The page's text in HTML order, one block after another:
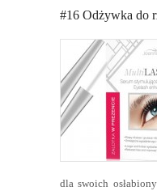
#16 Odżywka do
dla swoich